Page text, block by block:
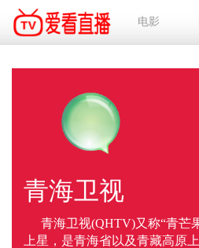
电影
青海卫视
青海卫视(QHTV)又称“青芒
上星，是青海省以及青藏高原